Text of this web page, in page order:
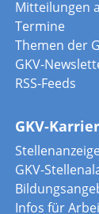
Mitteilungen
Termine
Themen der
GKV-
RSS-Feeds
GKV-
GKV-
Infos für